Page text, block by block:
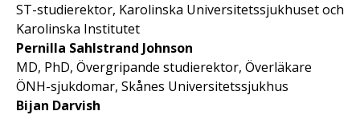
ST-studierektor, Karolinska Universitetssjukhuset och
Karolinska Institutet
Pernilla Sahlstrand Johnson
MD, PhD, Övergripande studierektor, Överläkare
ÖNH-sjukdomar, Skånes Universitetssjukhus
Bijan Darvish